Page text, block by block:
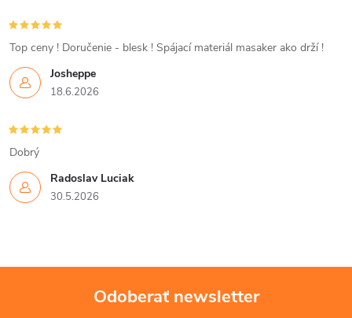
c
i
e
p
r
v
k
v
Josheppe
18.6.2026
Top ceny ! Doručenie - blesk ! Spájací materiál masaker ako drží !
Radoslav Luciak
30.5.2026
Dobrý
Odoberať newsletter